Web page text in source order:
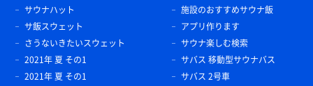
サウナハット
サ飯スウェット
さうないきたいスウェット
2021年 夏 その1
2021年 夏 その1
施設のおすすめサウナ飯
アプリ作ります
サウナ楽しむ検索
サバス 移動型サウナバス
サバス 2号車